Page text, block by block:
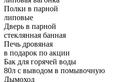
Полки в парной
липовые
Дверь в парной
стеклянная банная
Печь дровяная
в подарок по акции
Бак для горячей воды
80л с выводом в помывочную
Дымоход